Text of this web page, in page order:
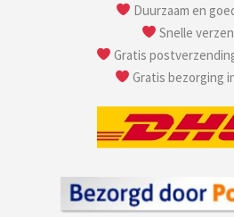
Duurzaam en
Snelle
Gratis
Gratis bezorging